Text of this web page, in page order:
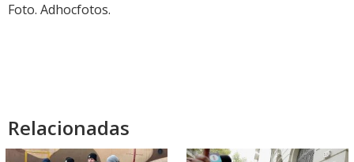
Foto. Adhocfotos.
Relacionadas